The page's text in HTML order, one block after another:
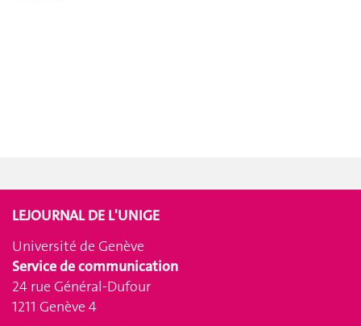
LEJOURNAL DE L'UNIGE
Université de Genève
Service de communication
24 rue Général-Dufour
1211 Genève 4